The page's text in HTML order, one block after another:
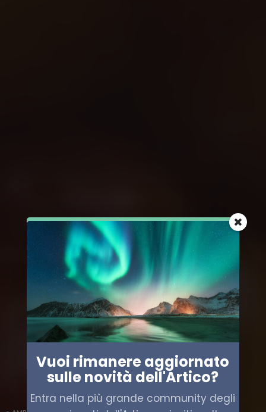
Vuoi rimanere aggiornato
sulle novità dell'Artico?
Entra nella più grande community degli